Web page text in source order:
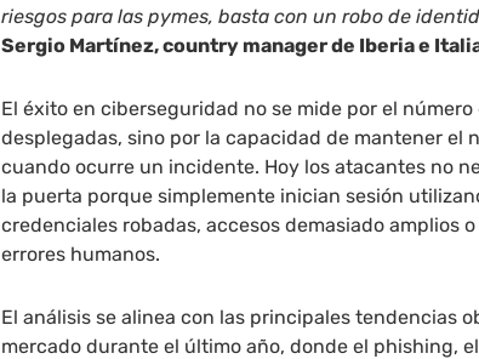
riesgos para las pymes, basta con un robo de
Sergio Martínez, country manager de Iberia e
El éxito en ciberseguridad no se mide por el
desplegadas, sino por la capacidad de mantener el
cuando ocurre un incidente. Hoy los atacantes no
la puerta porque simplemente inician sesión
credenciales robadas, accesos demasiado amplios
errores humanos.
El análisis se alinea con las principales tendencias
mercado durante el último año, donde el phishing,